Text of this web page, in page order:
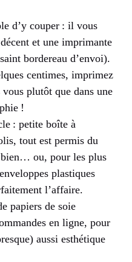
d’y couper : il vous
et une imprimante
bordereau d’envoi).
centimes, imprimez
plutôt que dans une
!
: petite boîte à
tout est permis du
ou, pour les plus
plastiques
l’affaire.
papiers de soie
en ligne, pour
aussi esthétique